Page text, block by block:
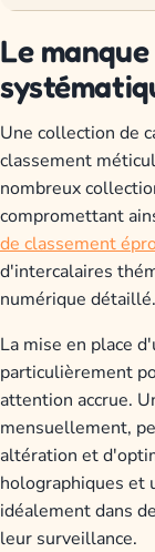
Le
Une collection de
classement
nombreux
compromettant
de classement
d'intercalaires
numérique détaillé.
La mise en place
particulièrement
attention accrue.
mensuellement,
altération et
holographiques et
idéalement dans
leur surveillance.